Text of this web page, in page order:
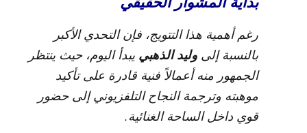
رغم أهمية هذا التتويج، فإن التحدي الأكبر
بالنسبة إلىوليد الذهبي يبدأ اليوم، حيث ينتظر
الجمهور منه أعمالاً فنية قادرة على تأكيد
موهبته وترجمة النجاح التلفزيوني إلى حضور
قوي داخل الساحة الغنائية.